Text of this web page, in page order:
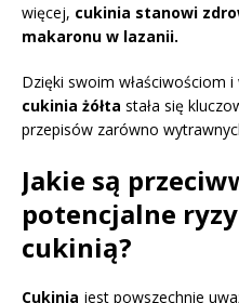
więcej, cukinia stanowi
makaronu w lazanii.
Dzięki swoim właściwościom
cukinia żółta stała się
przepisów zarówno
Jakie są
potencjalne
cukinią?
Cukinia jest powszechnie